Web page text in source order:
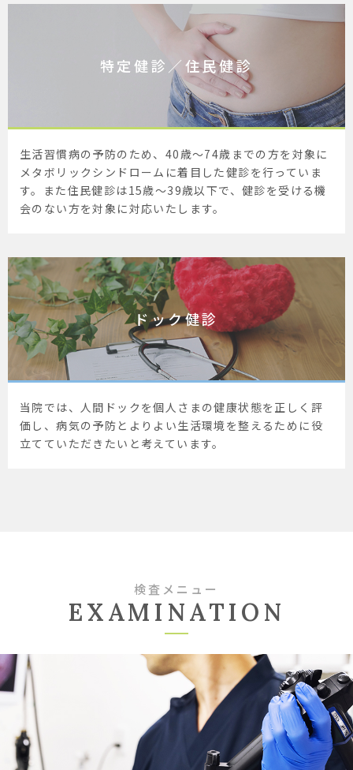
特定健診／住民健診
生活習慣病の予防のため、40歳～74歳までの方を対象に
メタボリックシンドロームに着目した健診を行っていま
す。また住民健診は15歳～39歳以下で、健診を受ける機
会のない方を対象に対応いたします。
ドック健診
当院では、人間ドックを個人さまの健康状態を正しく評
価し、病気の予防とよりよい生活環境を整えるために役
立てていただきたいと考えています。
検査メニュー
EXAMINATION